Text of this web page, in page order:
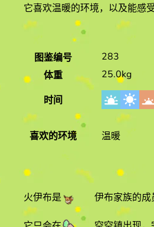
它喜欢温暖的环境，以及能感
图鉴编号
283
体重
25.0kg
时间
喜欢的环境 温暖
火伊布是
伊布家族的成